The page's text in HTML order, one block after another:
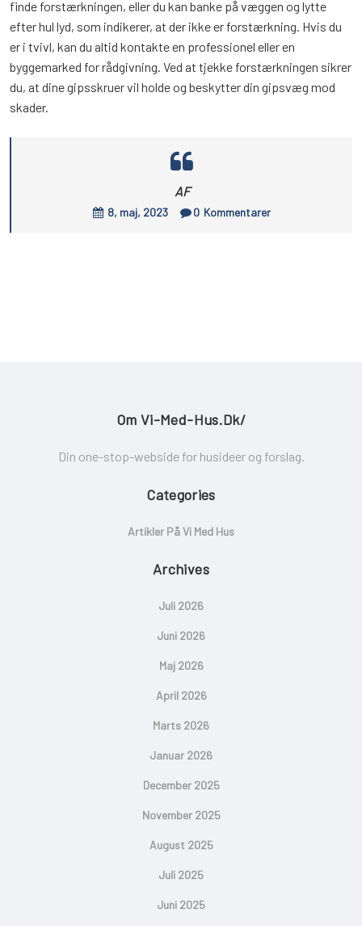
finde forstærkningen, eller du kan banke på væggen og lytte
efter hul lyd, som indikerer, at der ikke er forstærkning. Hvis du
er i tvivl, kan du altid kontakte en professionel eller en
byggemarked for rådgivning. Ved at tjekke forstærkningen sikrer
du, at dine gipsskruer vil holde og beskytter din gipsvæg mod
skader.
AF
8, maj, 2023 0 Kommentarer
Om Vi-Med-Hus.dk/
Din one-stop-webside for husideer og forslag.
Categories
Artikler På Vi Med Hus
Archives
Juli 2026
Juni 2026
Maj 2026
April 2026
Marts 2026
Januar 2026
December 2025
November 2025
August 2025
Juli 2025
Juni 2025